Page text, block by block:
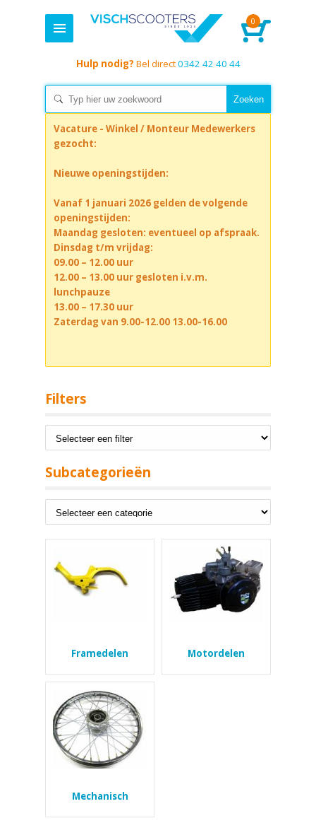
0
Hulp nodig? Bel direct0342 42 40 44
Vacature - Winkel / Monteur Medewerkers
gezocht:
Nieuwe openingstijden:
Vanaf 1 januari 2026 gelden de volgende
openingstijden:
Maandag gesloten: eventueel op afspraak.
Dinsdag t/m vrijdag:
09.00 – 12.00 uur
12.00 – 13.00 uur gesloten i.v.m.
lunchpauze
13.00 – 17.30 uur
Zaterdag van 9.00-12.00 13.00-16.00
Filters
Subcategorieën
Framedelen Motordelen
Mechanisch